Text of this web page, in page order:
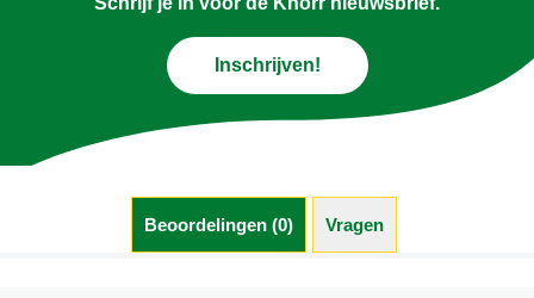
Inschrijven!
Beoordelingen (0) Vragen (0)